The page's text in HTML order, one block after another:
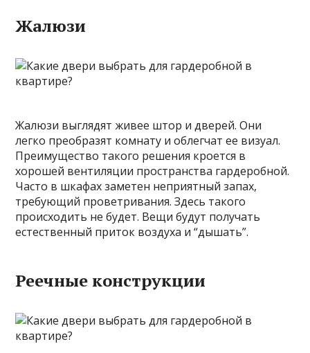
Жалюзи
Жалюзи выглядят живее штор и дверей. Они
легко преобразят комнату и облегчат ее визуал.
Преимущество такого решения кроется в
хорошей вентиляции пространства гардеробной.
Часто в шкафах заметен неприятный запах,
требующий проветривания. Здесь такого
происходить не будет. Вещи будут получать
естественный приток воздуха и “дышать”.
Реечные конструкции